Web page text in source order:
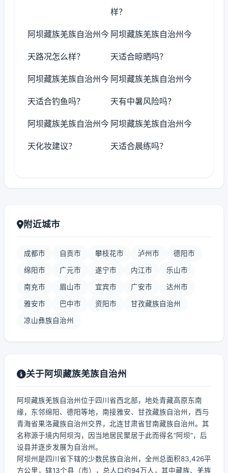
样？
阿坝藏族羌族自治州今
天路况怎么样？
阿坝藏族羌族自治州今
天适合晾晒吗？
阿坝藏族羌族自治州今
天适合钓鱼吗？
阿坝藏族羌族自治州今
天有中暑风险吗？
阿坝藏族羌族自治州今
天化妆建议？
阿坝藏族羌族自治州今
天适合晨练吗？
附近城市
成都市 自贡市 攀枝花市 泸州市 德阳市
绵阳市 广元市 遂宁市 内江市 乐山市
南充市 眉山市 宜宾市 广安市 达州市
雅安市 巴中市 资阳市 甘孜藏族自治州
凉山彝族自治州
关于阿坝藏族羌族自治州
阿坝藏族羌族自治州位于四川省西北部，地处青藏高原东南
缘，东邻绵阳、德阳等地，南接雅安、甘孜藏族自治州，西与
青海省果洛藏族自治州交界，北连甘肃省甘南藏族自治州。其
名称源于境内阿坝沟，因当地居民聚居于此而得名“阿坝”，后
设县并逐步发展为自治州。
阿坝州是四川省下辖的少数民族自治州，全州总面积83,426平
方公里，辖13个县（市），总人口约94万人，其中藏族、羌族